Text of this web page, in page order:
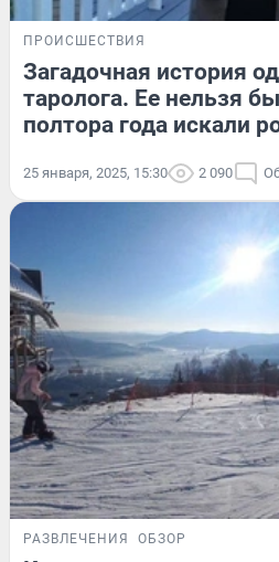
ПРОИСШЕСТВИЯ
Загадочная история
таролога. Ее нельзя
полтора года искали
25 января, 2025, 15:30 2 090
РАЗВЛЕЧЕНИЯ ОБЗОР